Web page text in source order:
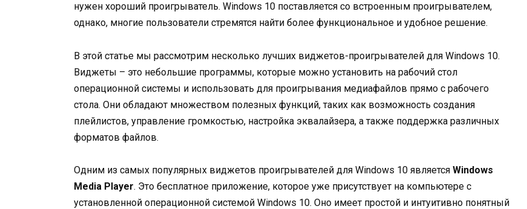
нужен хороший проигрыватель. Windows 10 поставляется со встроенным проигрывателем,
однако, многие пользователи стремятся найти более функциональное и удобное решение.
В этой статье мы рассмотрим несколько лучших виджетов-проигрывателей для Windows 10.
Виджеты – это небольшие программы, которые можно установить на рабочий стол
операционной системы и использовать для проигрывания медиафайлов прямо с рабочего
стола. Они обладают множеством полезных функций, таких как возможность создания
плейлистов, управление громкостью, настройка эквалайзера, а также поддержка различных
форматов файлов.
Одним из самых популярных виджетов проигрывателей для Windows 10 является Windows
Media Player. Это бесплатное приложение, которое уже присутствует на компьютере с
установленной операционной системой Windows 10. Оно имеет простой и интуитивно понятный